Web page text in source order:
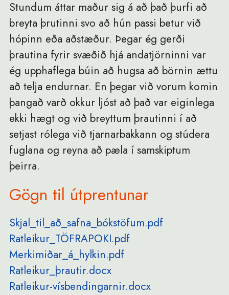
Stundum áttar maður sig á að það þurfi að
breyta þrutinni svo að hún passi betur við
hópinn eða aðstæður. Þegar ég gerði
þrautina fyrir svæðið hjá andatjörninni var
ég upphaflega búin að hugsa að börnin ættu
að telja endurnar. En þegar við vorum komin
þangað varð okkur ljóst að það var eiginlega
ekki hægt og við breyttum þrautinni í að
setjast rólega við tjarnarbakkann og stúdera
fuglana og reyna að pæla í samskiptum
þeirra.
Gögn til útprentunar
Skjal_til_að_safna_bókstöfum.pdf
Ratleikur_TÖFRAPOKI.pdf
Merkimiðar_á_hylkin.pdf
Ratleikur_þrautir.docx
Ratleikur-vísbendingarnir.docx